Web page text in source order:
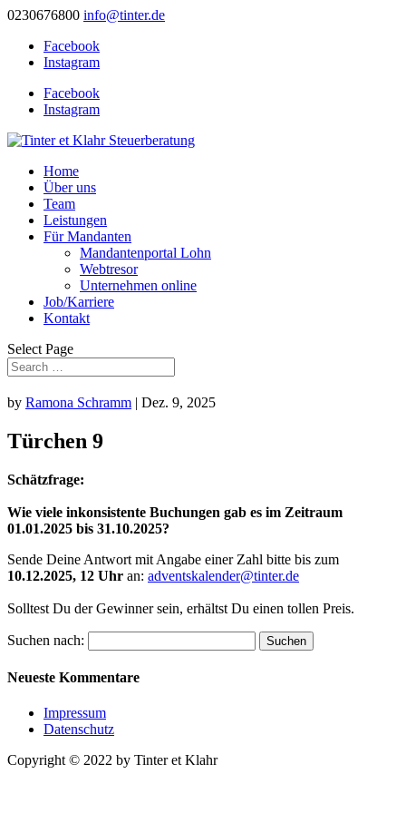
0230676800 info@tinter.de
Facebook
Instagram
Facebook
Instagram
Home
Über uns
Team
Leistungen
Für Mandanten
Mandantenportal Lohn
Webtresor
Unternehmen online
Job/Karriere
Kontakt
Select Page
by Ramona Schramm | Dez. 9, 2025
Türchen 9
Schätzfrage:
Wie viele inkonsistente Buchungen gab es im Zeitraum
01.01.2025 bis 31.10.2025?
Sende Deine Antwort mit Angabe einer Zahl bitte bis zum
10.12.2025, 12 Uhr an: adventskalender@tinter.de
Solltest Du der Gewinner sein, erhältst Du einen tollen Preis.
Suchen nach:
Neueste Kommentare
Impressum
Datenschutz
Copyright © 2022 by Tinter et Klahr